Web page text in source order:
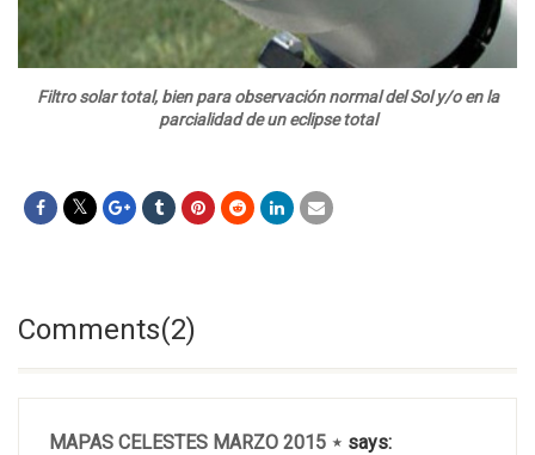
Filtro solar total, bien para observación normal del Sol y/o en la
parcialidad de un eclipse total
Comments(2)
MAPAS CELESTES MARZO 2015 ⋆ says: